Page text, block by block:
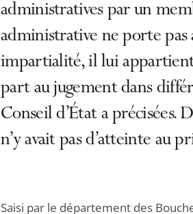
administratives par un
administrative ne porte
impartialité, il lui
part au jugement dans
Conseil d’État a précisées.
n’y avait pas d’atteinte au
Saisi par le département des